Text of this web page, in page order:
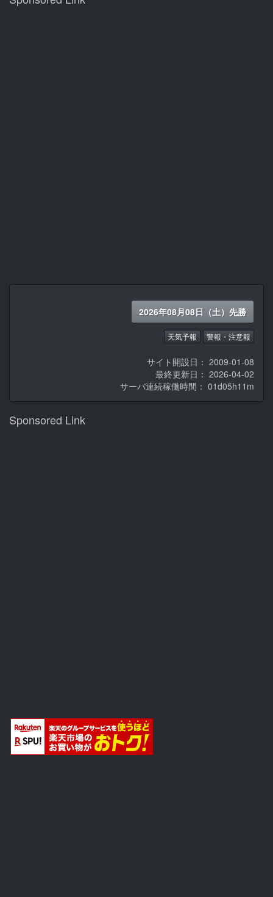
2026年08月08日（土）先勝
天気予報 警報・注意報
サイト開設日： 2009-01-08
最終更新日： 2026-04-02
サーバ連続稼働時間： 01d05h11m
Sponsored Link